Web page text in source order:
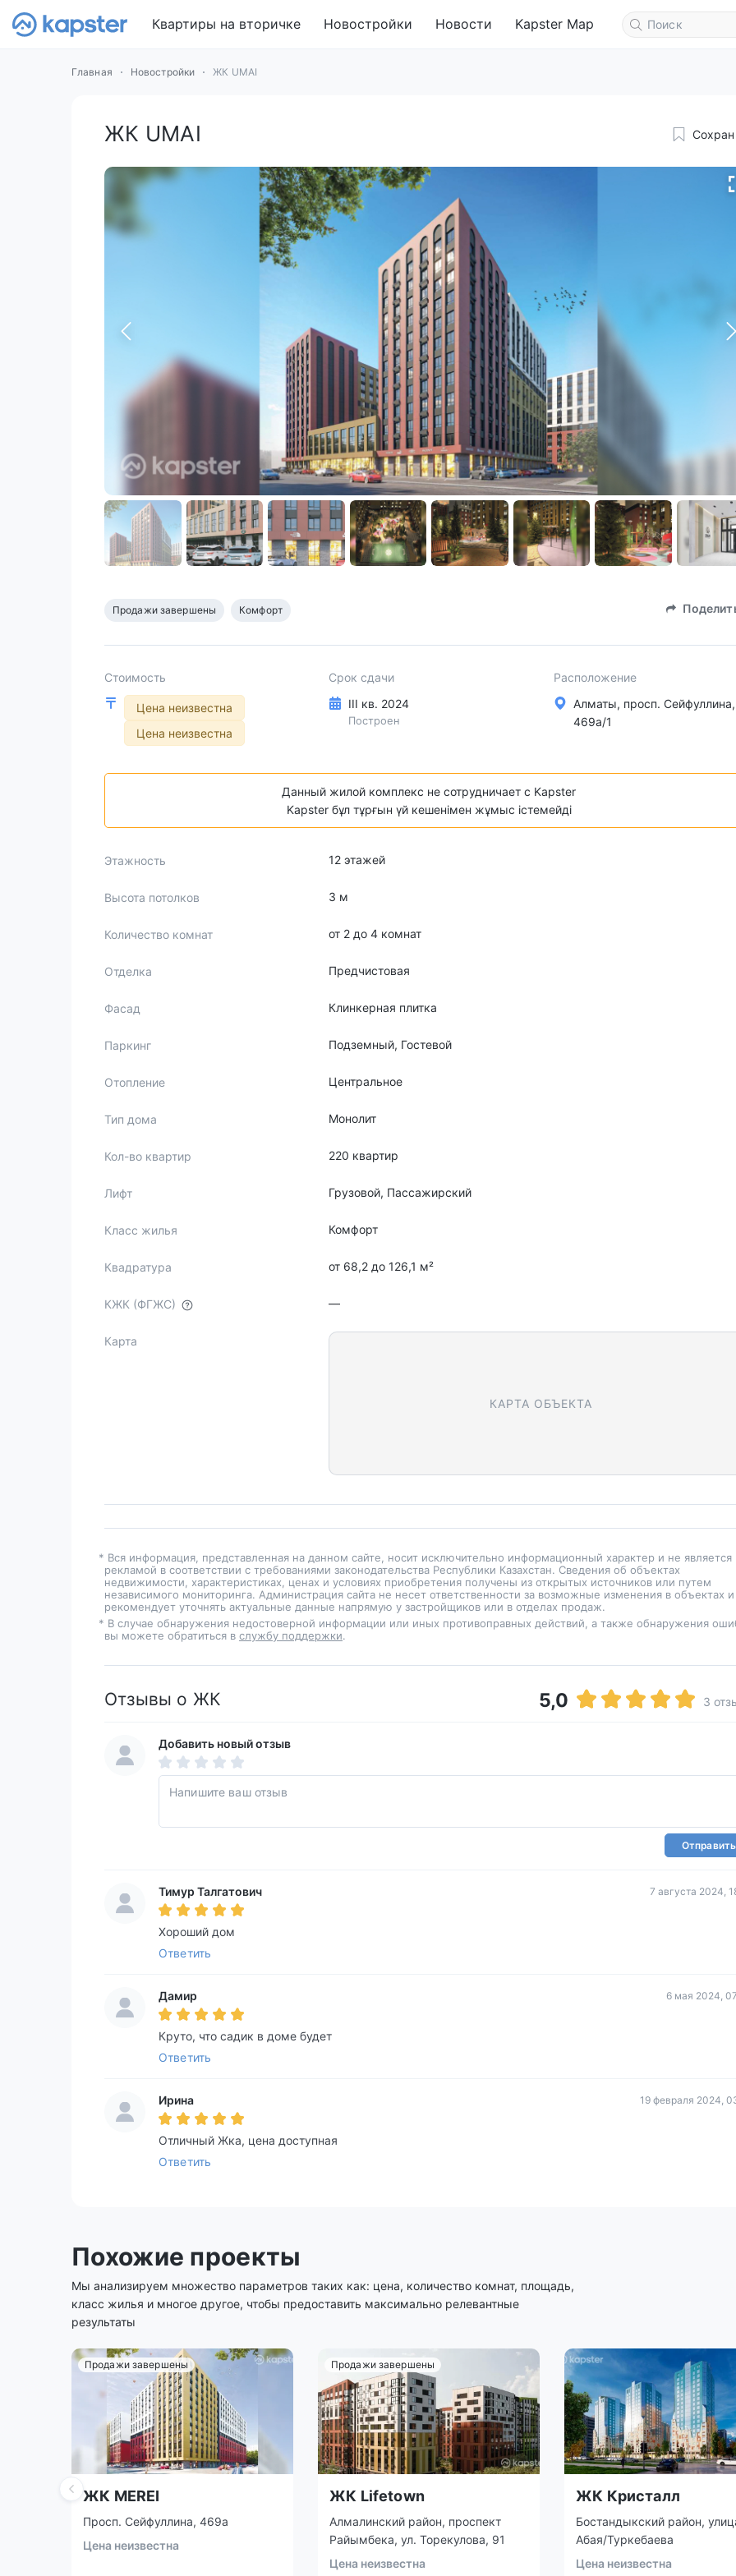
Квартиры на вторичке Новостройки Новости Kapster Map
Главная Новостройки ЖК UMAI
ЖК UMAI
Продажи завершены Комфорт
Стоимость
Цена неизвестна
Цена неизвестна
Срок сдачи
III кв. 2024
Построен
Расположение
Алматы, просп. Сейфуллина,
469а/1
Данный жилой комплекс не сотрудничает с Kapster
Kapster бұл тұрғын үй кешенімен жұмыс істемейді
Этажность 12 этажей
Высота потолков 3 м
Количество комнат от 2 до 4 комнат
Отделка Предчистовая
Фасад Клинкерная плитка
Паркинг Подземный, Гостевой
Отопление Центральное
Тип дома Монолит
Кол-во квартир 220 квартир
Лифт Грузовой, Пассажирский
Класс жилья Комфорт
Квадратура от 68,2 до 126,1 м²
КЖК (ФГЖС) —
Карта
КАРТА ОБЪЕКТА
* Вся информация, представленная на данном сайте, носит исключительно информационный характер и не является
рекламой в соответствии с требованиями законодательства Республики Казахстан. Сведения об объектах
недвижимости, характеристиках, ценах и условиях приобретения получены из открытых источников или путем
независимого мониторинга. Администрация сайта не несет ответственности за возможные изменения в объектах и
рекомендует уточнять актуальные данные напрямую у застройщиков или в отделах продаж.
* В случае обнаружения недостоверной информации или иных противоправных действий, а также обнаружения
вы можете обратиться в службу поддержки.
Отзывы о ЖК 5,0 3
Добавить новый отзыв
Отправить
Тимур Талгатович 7 августа 2024,
Хороший дом
Ответить
Дамир 6 мая 2024,
Круто, что садик в доме будет
Ответить
Ирина 19 февраля 2024,
Отличный Жка, цена доступная
Ответить
Похожие проекты
Мы анализируем множество параметров таких как: цена, количество комнат, площадь,
класс жилья и многое другое, чтобы предоставить максимально релевантные
результаты
Продажи завершены
ЖК MEREI
Просп. Сейфуллина, 469а
Цена неизвестна
Продажи завершены
ЖК Lifetown
Алмалинский район, проспект
Райымбека, ул. Торекулова, 91
Цена неизвестна
ЖК Кристалл
Бостандыкский район,
Абая/Туркебаева
Цена неизвестна